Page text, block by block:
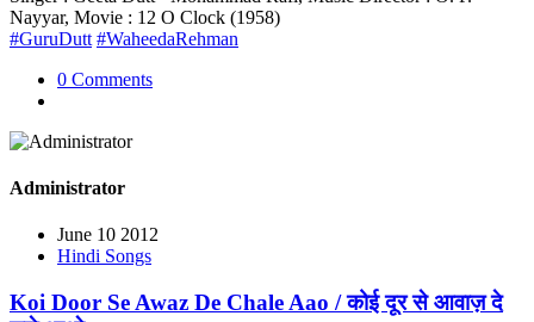
Nayyar, Movie : 12 O Clock (1958)
#GuruDutt #WaheedaRehman
0 Comments
Administrator
June 10 2012
Hindi Songs
Koi Door Se Awaz De Chale Aao / कोई दूर से आवाज़ दे